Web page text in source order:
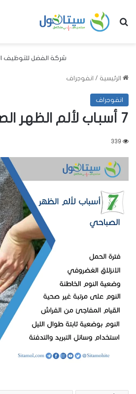
بحث عن
شركة الفضل للتوظيف
الرئيسية / انفوجراف
انفوجراف
7 أسباب لألم الظهر الصباحي
339